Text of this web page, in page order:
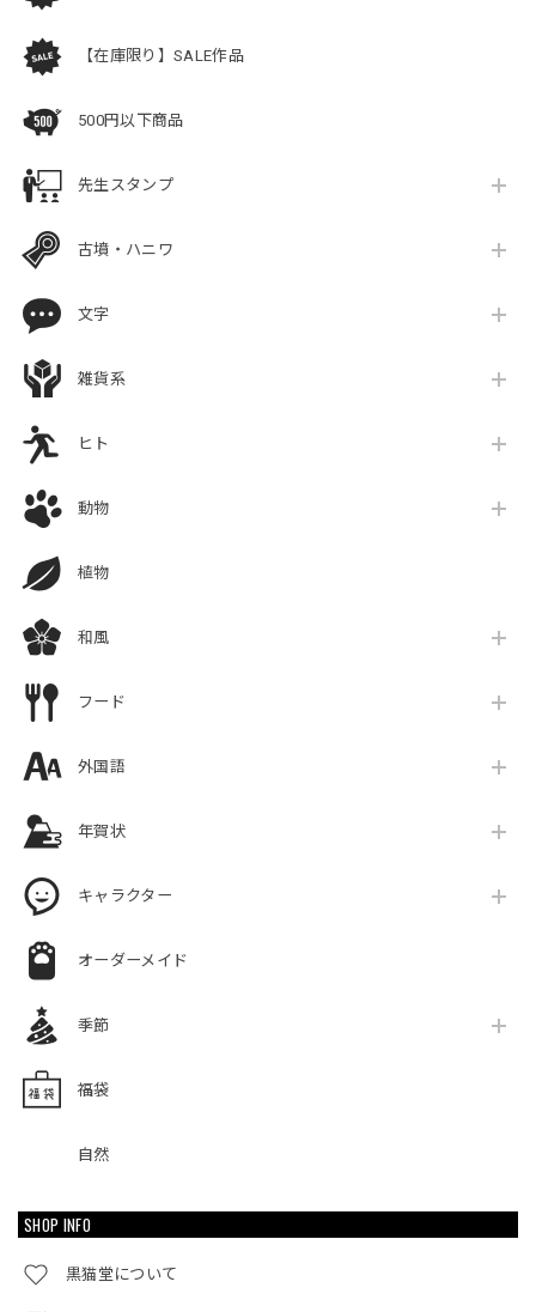
【在庫限り】SALE作品
500円以下商品
先生スタンプ
古墳・ハニワ
文字
雑貨系
ヒト
動物
植物
和風
フード
外国語
年賀状
キャラクター
オーダーメイド
季節
福袋
自然
SHOP INFO
黒猫堂について